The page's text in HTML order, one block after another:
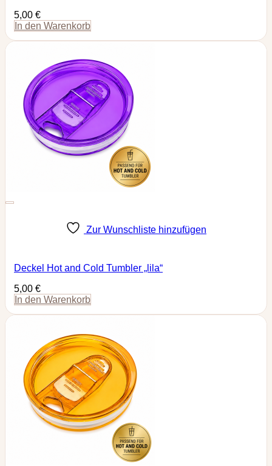
5,00 €
In den Warenkorb
Zur Wunschliste hinzufügen
Deckel Hot and Cold Tumbler „lila“
5,00 €
In den Warenkorb